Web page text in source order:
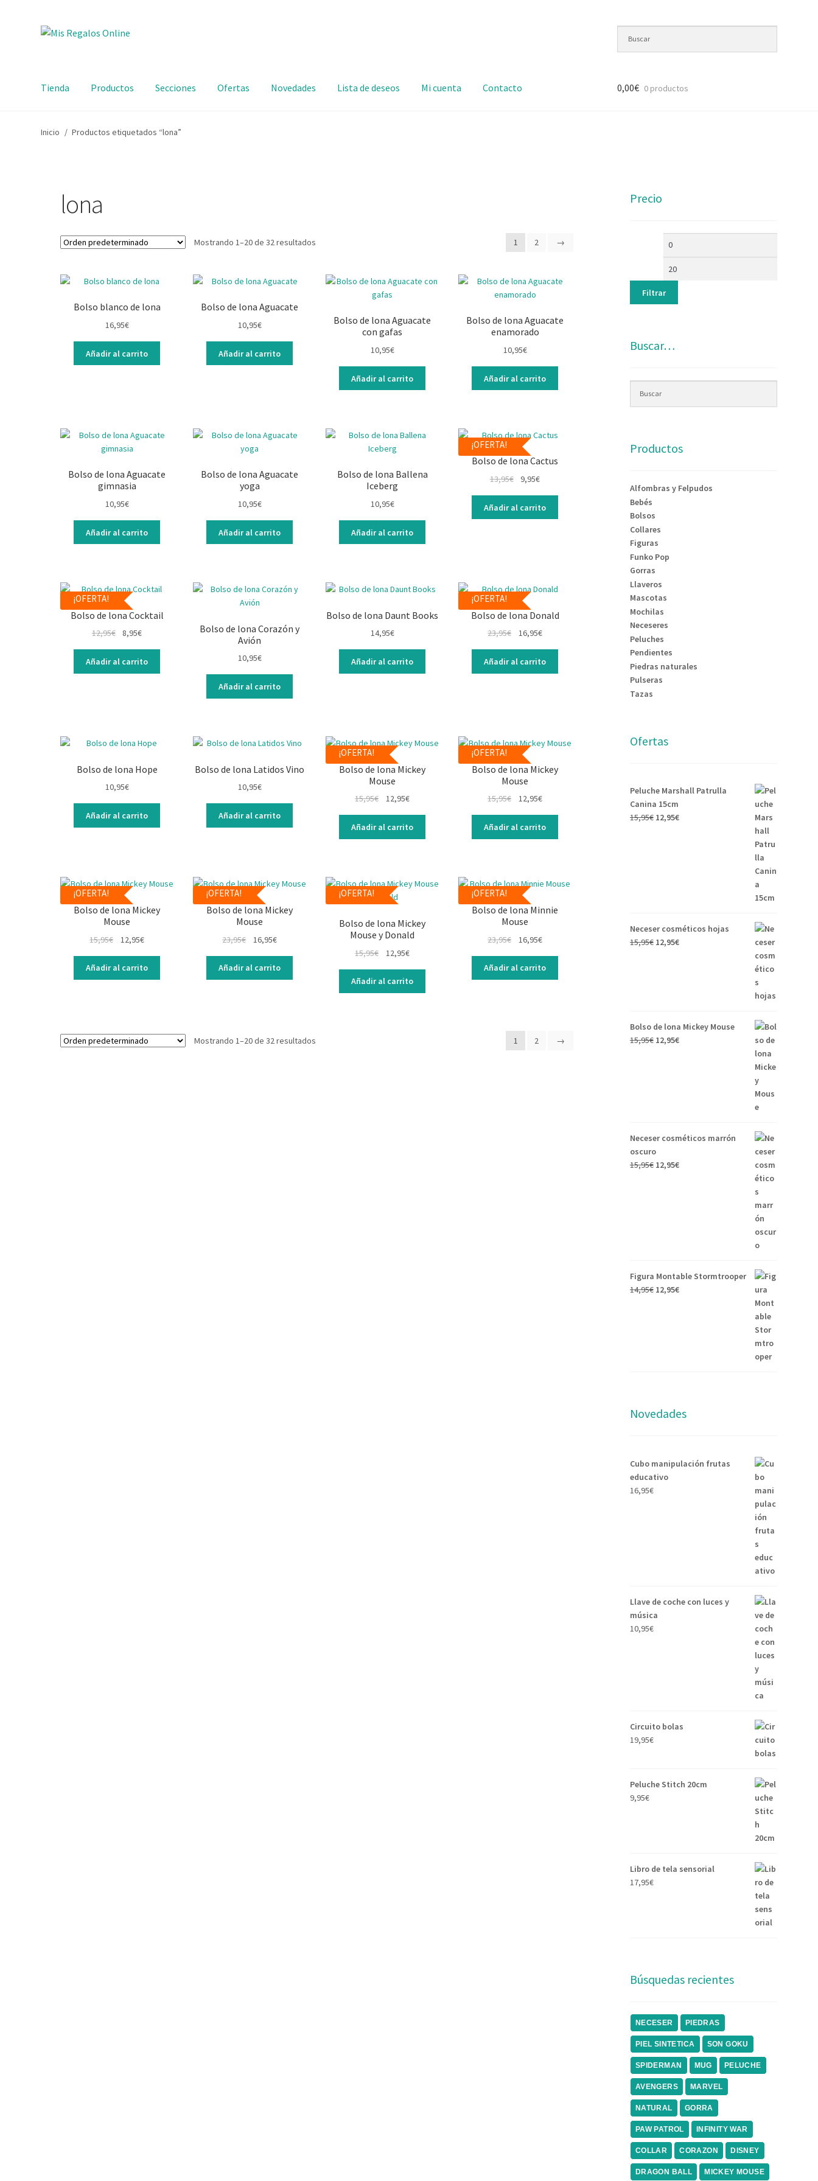
Tienda Productos Secciones Ofertas Novedades Lista de deseos Mi cuenta Contacto 0,00€ 0 productos
Inicio / Productos etiquetados “lona”
lona
Mostrando 1–20 de 32 resultados 1 2 →
Bolso blanco de lona
16,95€
Añadir al carrito
Bolso de lona Aguacate
10,95€
Añadir al carrito
Bolso de lona Aguacate
con gafas
10,95€
Añadir al carrito
Bolso de lona Aguacate
enamorado
10,95€
Añadir al carrito
Bolso de lona Aguacate
gimnasia
10,95€
Añadir al carrito
Bolso de lona Aguacate
yoga
10,95€
Añadir al carrito
Bolso de lona Ballena
Iceberg
10,95€
Añadir al carrito
¡OFERTA!
Bolso de lona Cactus
13,95€ 9,95€
Añadir al carrito
¡OFERTA!
Bolso de lona Cocktail
12,95€ 8,95€
Añadir al carrito
Bolso de lona Corazón y
Avión
10,95€
Añadir al carrito
Bolso de lona Daunt Books
14,95€
Añadir al carrito
¡OFERTA!
Bolso de lona Donald
23,95€ 16,95€
Añadir al carrito
Bolso de lona Hope
10,95€
Añadir al carrito
Bolso de lona Latidos Vino
10,95€
Añadir al carrito
¡OFERTA!
Bolso de lona Mickey
Mouse
15,95€ 12,95€
Añadir al carrito
¡OFERTA!
Bolso de lona Mickey
Mouse
15,95€ 12,95€
Añadir al carrito
¡OFERTA!
Bolso de lona Mickey
Mouse
15,95€ 12,95€
Añadir al carrito
¡OFERTA!
Bolso de lona Mickey
Mouse
23,95€ 16,95€
Añadir al carrito
¡OFERTA!
Bolso de lona Mickey
Mouse y Donald
15,95€ 12,95€
Añadir al carrito
¡OFERTA!
Bolso de lona Minnie
Mouse
23,95€ 16,95€
Añadir al carrito
Mostrando 1–20 de 32 resultados 1 2 →
Precio
Filtrar
Buscar…
Productos
Alfombras y Felpudos
Bebés
Bolsos
Collares
Figuras
Funko Pop
Gorras
Llaveros
Mascotas
Mochilas
Neceseres
Peluches
Pendientes
Piedras naturales
Pulseras
Tazas
Ofertas
Peluche Marshall Patrulla
Canina 15cm
15,95€ 12,95€
Neceser cosméticos hojas
15,95€ 12,95€
Bolso de lona Mickey Mouse
15,95€ 12,95€
Neceser cosméticos marrón
oscuro
15,95€ 12,95€
Figura Montable Stormtrooper
14,95€ 12,95€
Novedades
Cubo manipulación frutas
educativo
16,95€
Llave de coche con luces y
música
10,95€
Circuito bolas
19,95€
Peluche Stitch 20cm
9,95€
Libro de tela sensorial
17,95€
Búsquedas recientes
NECESER PIEDRAS
PIEL SINTETICA SON GOKU
SPIDERMAN MUG PELUCHE
AVENGERS MARVEL
NATURAL GORRA
PAW PATROL INFINITY WAR
COLLAR CORAZON DISNEY
DRAGON BALL MICKEY MOUSE